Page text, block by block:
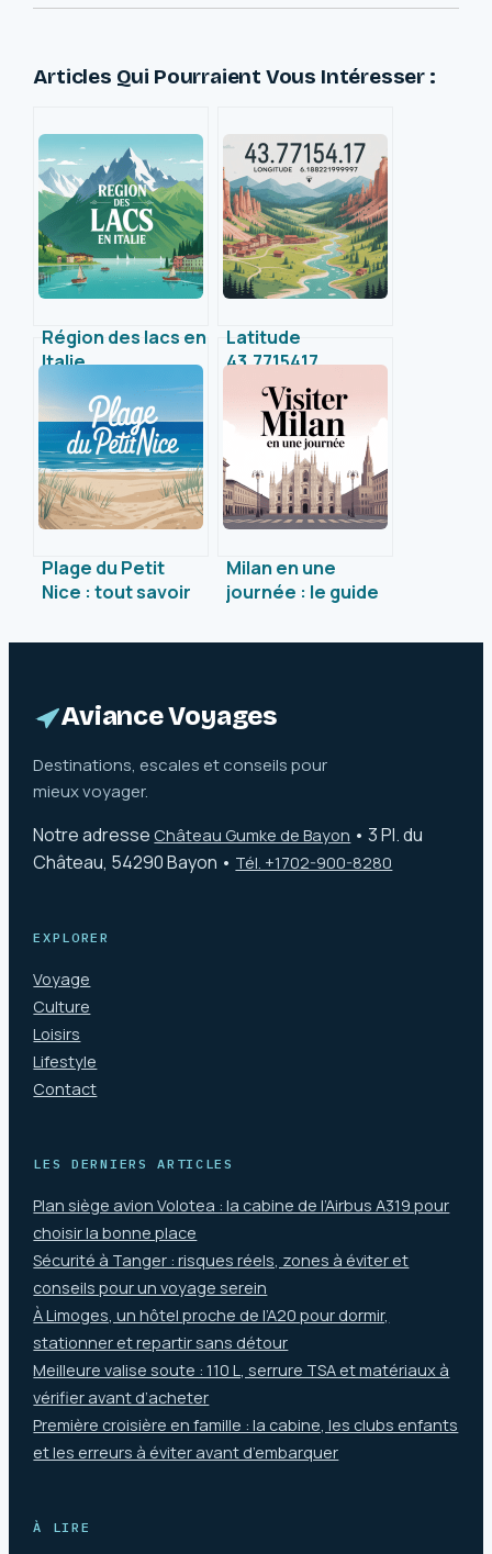
Articles Qui Pourraient Vous Intéresser :
Région des lacs en
Italie
incontournables :
guide pour un
séjour unique
Latitude
43.7715417
Longitude
6.18982619999997
: ce que révèle ce
point précis
Plage du Petit
Nice : tout savoir
Milan en une
journée : le guide
une visite éclair
Aviance Voyages
Destinations, escales et conseils pour
mieux voyager.
Notre adresse Château Gumke de Bayon •3 Pl. du
Château, 54290 Bayon • Tél. +1702-900-8280
EXPLORER
Voyage
Culture
Loisirs
Lifestyle
Contact
LES DERNIERS ARTICLES
Plan siège avion Volotea : la cabine de l’Airbus A319 pour
choisir la bonne place
Sécurité à Tanger : risques réels, zones à éviter et
conseils pour un voyage serein
À Limoges, un hôtel proche de l’A20 pour dormir,
stationner et repartir sans détour
Meilleure valise soute : 110 L, serrure TSA et matériaux à
vérifier avant d’acheter
Première croisière en famille : la cabine, les clubs enfants
et les erreurs à éviter avant d’embarquer
À LIRE